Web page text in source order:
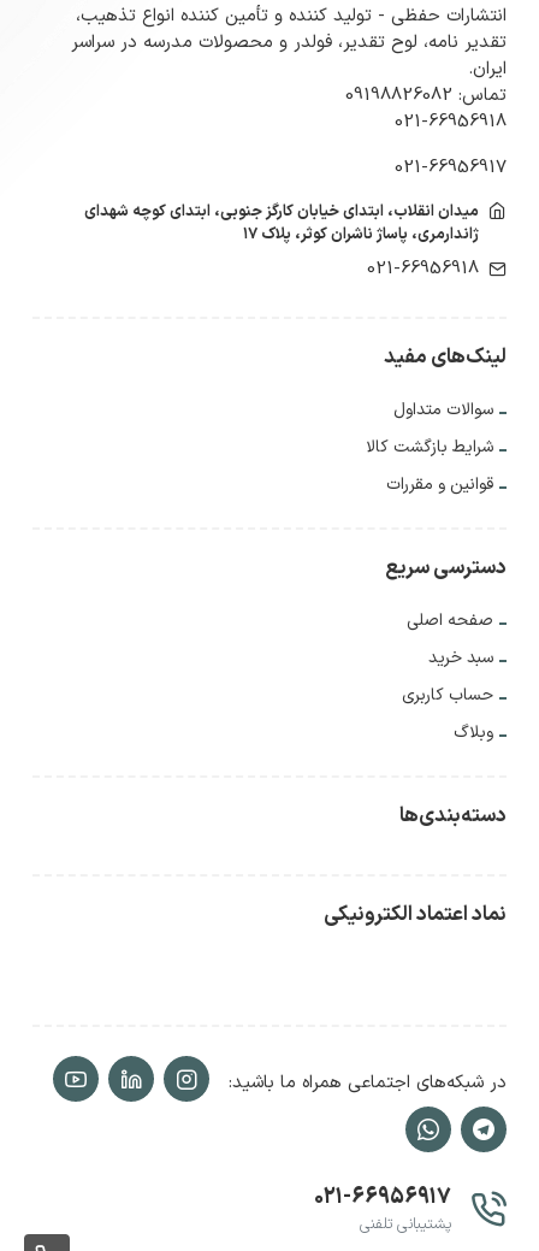
انتشارات حفظی - تولید کننده و تأمین کننده انواع تذهیب،
تقدیر نامه، لوح تقدیر، فولدر و محصولات مدرسه در سراسر
ایران.
تماس: 09198826082
021-66956918
021-66956917
میدان انقلاب، ابتدای خیابان کارگز جنوبی، ابتدای کوچه شهدای
ژاندارمری، پاساژ ناشران کوثر، پلاک ۱۷
021-66956918
لینک‌های مفید
سوالات متداول
شرایط بازگشت کالا
قوانین و مقررات
دسترسی سریع
صفحه اصلی
سبد خرید
حساب کاربری
وبلاگ
دسته‌بندی‌ها
نماد اعتماد الکترونیکی
در شبکه‌های اجتماعی همراه ما باشید:
۰۲۱-۶۶۹۵۶۹۱۷
پشتیبانی تلفنی